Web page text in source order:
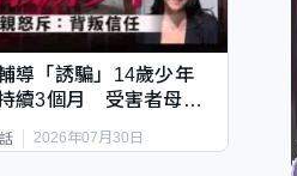
導「誘騙」14歲少年
續3個月 受害者母：
2026年07月30日